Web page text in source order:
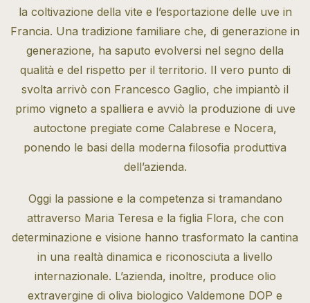
la coltivazione della vite e l’esportazione delle uve in
Francia. Una tradizione familiare che, di generazione in
generazione, ha saputo evolversi nel segno della
qualità e del rispetto per il territorio. Il vero punto di
svolta arrivò con Francesco Gaglio, che impiantò il
primo vigneto a spalliera e avviò la produzione di uve
autoctone pregiate come Calabrese e Nocera,
ponendo le basi della moderna filosofia produttiva
dell’azienda.
Oggi la passione e la competenza si tramandano
attraverso Maria Teresa e la figlia Flora, che con
determinazione e visione hanno trasformato la cantina
in una realtà dinamica e riconosciuta a livello
internazionale. L’azienda, inoltre, produce olio
extravergine di oliva biologico Valdemone DOP e